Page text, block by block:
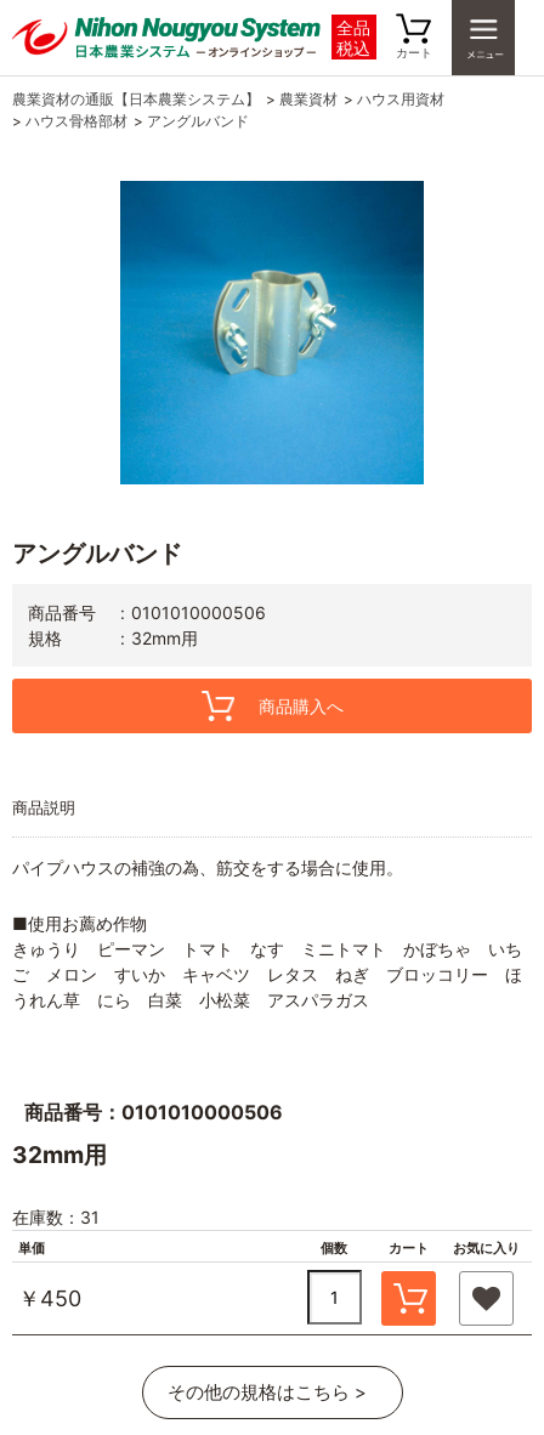
全品
税込
カート
農業資材の通販【日本農業システム】 > 農業資材 > ハウス用資材
> ハウス骨格部材 > アングルバンド
アングルバンド
商品番号
0101010000506
規格
32mm用
商品購入へ
商品説明
パイプハウスの補強の為、筋交をする場合に使用。
■使用お薦め作物
きゅうり ピーマン トマト なす ミニトマト かぼちゃ いち
ご メロン すいか キャベツ レタス ねぎ ブロッコリー ほ
うれん草 にら 白菜 小松菜 アスパラガス
商品番号：0101010000506
32mm用
在庫数：31
単価 個数 カート お気に入り
￥450
その他の規格はこちら >